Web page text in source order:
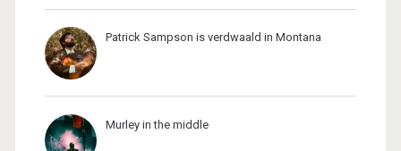
Patrick Sampson is verdwaald in Montana
Murley in the middle